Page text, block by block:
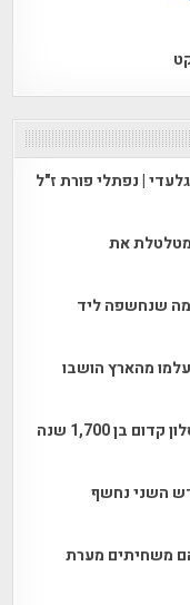
| נפתלי פורת ז"ל
מטלטלת את
שנחשפה ליד
מהארץ הושבו
1,700 שנה
השני נחשף
משחיתים מערת